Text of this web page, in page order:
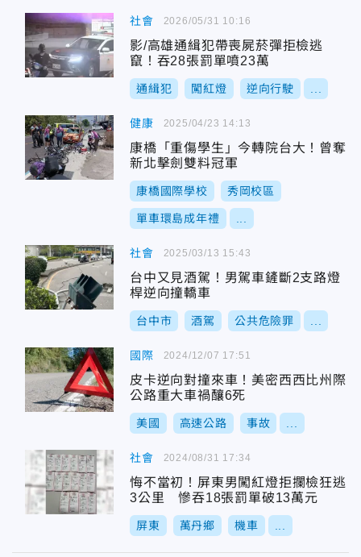
社會
影/高雄通緝犯帶喪屍菸彈拒檢逃
竄！吞28張罰單噴23萬
通緝犯 闖紅燈 逆向行駛
2026/05/31 10:16
健康
康橋「重傷學生」今轉院台大！曾奪
新北擊劍雙料冠軍
康橋國際學校 秀岡校區
單車環島成年禮
2025/04/23 14:13
社會
台中又見酒駕！男駕車鏟斷2支路燈
桿逆向撞轎車
台中市 酒駕 公共危險罪
2025/03/13 15:43
國際
皮卡逆向對撞來車！美密西西比州際
公路重大車禍釀6死
美國 高速公路 事故
2024/12/07 17:51
社會
悔不當初！屏東男闖紅燈拒攔檢狂逃
3公里 慘吞18張罰單破13萬元
屏東 萬丹鄉 機車
2024/08/31 17:34